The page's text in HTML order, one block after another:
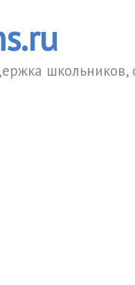
школьников,